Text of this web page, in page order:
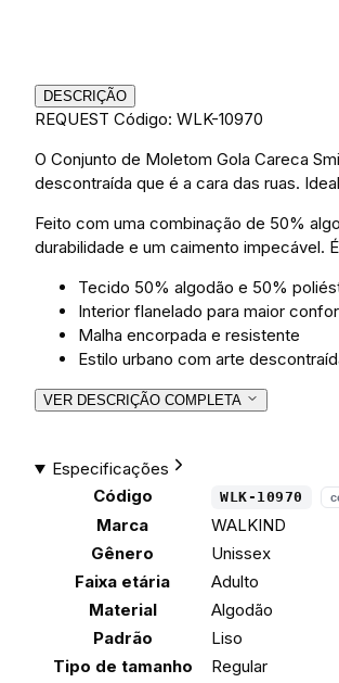
DESCRIÇÃO
REQUEST Código: WLK-10970
O Conjunto de Moletom Gola Careca
descontraída que é a cara das ruas.
Feito com uma combinação de 50%
durabilidade e um caimento impecável.
Tecido 50% algodão e 50%
Interior flanelado para maior
Malha encorpada e resistente
Estilo urbano com arte
VER DESCRIÇÃO COMPLETA
Especificações
Código
WLK-10970
Marca
WALKIND
Gênero
Unissex
Faixa etária
Adulto
Material
Algodão
Padrão
Liso
Tipo de tamanho
Regular